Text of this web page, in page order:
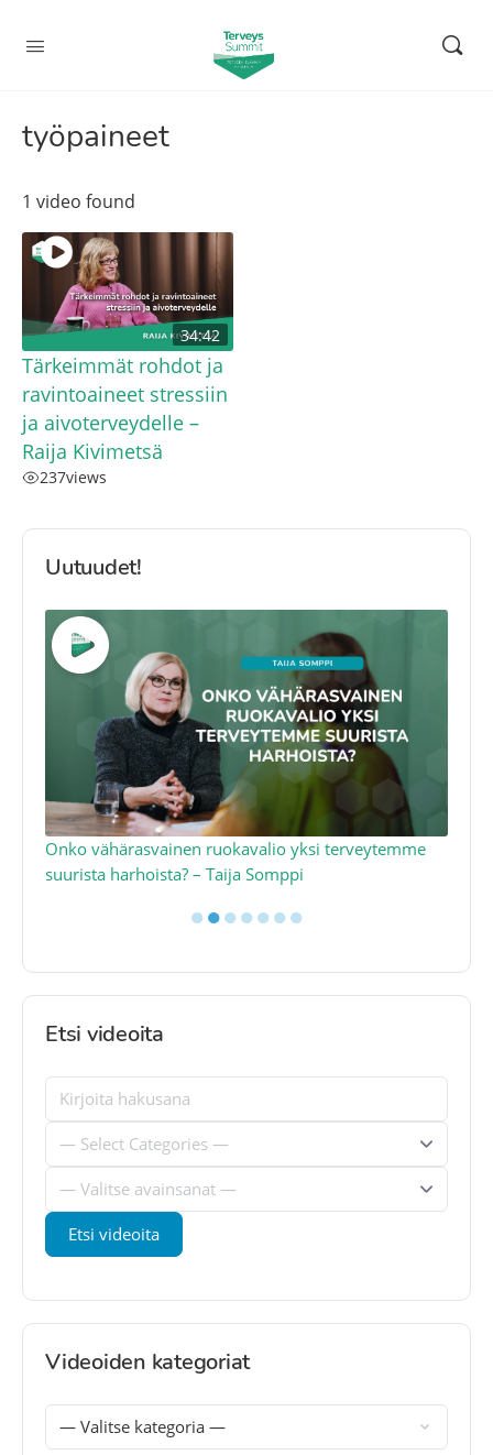
työpaineet
1 video found
34:42
Tärkeimmät rohdot ja
ravintoaineet stressiin
ja aivoterveydelle –
Raija Kivimetsä
237views
Uutuudet!
Onko vähärasvainen ruokavalio yksi terveytemme
suurista harhoista? – Taija Somppi
●●●●●●●
Etsi videoita
Videoiden kategoriat